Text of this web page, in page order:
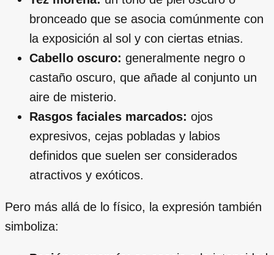
bronceado que se asocia comúnmente con
la exposición al sol y con ciertas etnias.
Cabello oscuro: generalmente negro o
castaño oscuro, que añade al conjunto un
aire de misterio.
Rasgos faciales marcados: ojos
expresivos, cejas pobladas y labios
definidos que suelen ser considerados
atractivos y exóticos.
Pero más allá de lo físico, la expresión también
simboliza: